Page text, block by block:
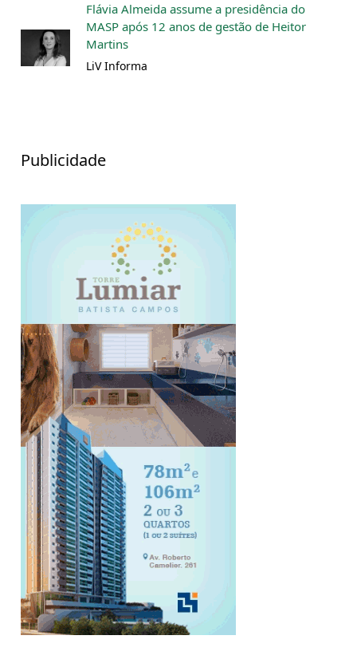
Flávia Almeida assume a presidência do
MASP após 12 anos de gestão de Heitor
Martins
LiV Informa
Publicidade